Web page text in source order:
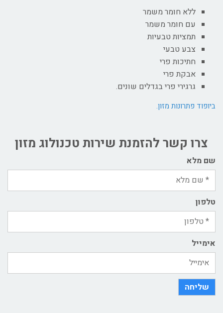
ללא חומר משמר
עם חומר משמר
תמציות טבעיות
צבע טבעי
חתיכות פרי
אבקת פרי
גרגירי פרי בגדלים שונים.
ביופוד פתרונות מזון.
צרו קשר להזמנת שירות טכנולוג מזון
שם מלא
טלפון
אימייל
שליחה